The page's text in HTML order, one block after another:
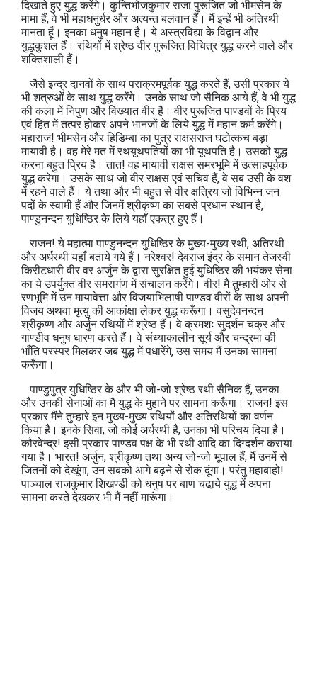
दिखाते हुए युद्ध करेंगे। कुन्तिभोजकुमार राजा पुरूजित जो भीमसेन के
मामा हैं, वे भी महाधनुर्धर और अत्यन्त बलवान हैं। मैं इन्हें भी अतिरथी
मानता हूँ। इनका धनुष महान है। ये अस्त्रविद्या के विद्वान और
युद्धकुशल हैं। रथियों में श्रेष्ठ वीर पुरूजित विचित्र युद्ध करने वाले और
शक्तिशाली हैं।
जैसे इन्द्र दानवों के साथ पराक्रमपूर्वक युद्ध करते हैं, उसी प्रकार ये
भी शत्रुओं के साथ युद्ध करेंगे। उनके साथ जो सैनिक आये हैं, वे भी युद्ध
की कला में निपुण और विख्यात वीर हैं। वीर पुरूजित पाण्डवों के प्रिय
एवं हित में तत्पर होकर अपने भानजों के लिये युद्ध में महान कर्म करेंगे।
महाराज! भीमसेन और हिडिम्बा का पुत्र राक्षसराज घटोत्कच बड़ा
मायावी है। वह मेरे मत में रथयूथपतियों का भी यूथपति है। उसको युद्ध
करना बहुत प्रिय है। तात! वह मायावी राक्षस समरभूमि में उत्साहपूर्वक
युद्ध करेगा। उसके साथ जो वीर राक्षस एवं सचिव हैं, वे सब उसी के वश
में रहने वाले हैं। ये तथा और भी बहुत से वीर क्षत्रिय जो विभिन्न जन
पदों के स्वामी हैं और जिनमें श्रीकृष्ण का सबसे प्रधान स्थान है,
पाण्डुनन्दन युधिष्ठिर के लिये यहाँ एकत्र हुए हैं।
राजन! ये महात्मा पाण्डुनन्दन युधिष्ठिर के मुख्य-मुख्य रथी, अतिरथी
और अर्धरथी यहाँ बताये गये हैं। नरेश्वर! देवराज इंद्र के समान तेजस्वी
किरीटधारी वीर वर अर्जुन के द्वारा सुरक्षित हुई युधिष्ठिर की भयंकर सेना
का ये उपर्युक्त वीर समरागंण में संचालन करेंगे। वीर! मैं तुम्हारी ओर से
रणभूमि में उन मायावेत्ता और विजयाभिलाषी पाण्डव वीरों के साथ अपनी
विजय अथवा मृत्यु की आकांक्षा लेकर युद्ध करूँगा। वसुदेवनन्दन
श्रीकृष्ण और अर्जुन रथियों में श्रेष्ठ हैं। वे क्रमशः सुदर्शन चक्र और
गाण्डीव धनुष धारण करते हैं। वे संध्याकालीन सूर्य और चन्द्रमा की
भाँति परस्पर मिलकर जब युद्ध में पधारेंगे, उस समय मैं उनका सामना
करूँगा।
पाण्डुपुत्र युधिष्ठिर के और भी जो-जो श्रेष्ठ रथी सैनिक हैं, उनका
और उनकी सेनाओं का मैं युद्ध के मुहाने पर सामना करूँगा। राजन! इस
प्रकार मैंने तुम्हारे इन मुख्‍य-मुख्‍य रथियों और अतिरथियों का वर्णन
किया है। इनके सिवा, जो कोई अर्धरथी है, उनका भी परिचय दिया है।
कौरवेन्द्र! इसी प्रकार पाण्‍डव पक्ष के भी रथी आदि का दिग्दर्शन कराया
गया है। भारत! अर्जुन, श्रीकृष्‍ण तथा अन्य जो-जो भूपाल हैं, मैं उनमें से
जितनों को देखूंगा, उन सबको आगे बढ़ने से रोक दूंगा। परंतु महाबाहो!
पाञ्चाल राजकुमार शिखण्‍डी को धनुष पर बाण चढा़ये युद्ध में अपना
सामना करते देखकर भी मैं नहीं मारूंगा।